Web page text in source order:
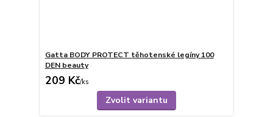
Gatta BODY PROTECT těhotenské legíny 100
DEN beauty
209 Kč/ks
Zvolit variantu